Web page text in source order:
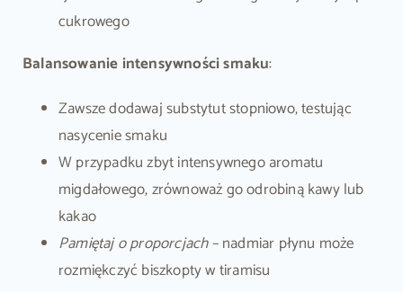
cukrowego
Balansowanie intensywności smaku:
Zawsze dodawaj substytut stopniowo, testując
nasycenie smaku
W przypadku zbyt intensywnego aromatu
migdałowego, zrównoważ go odrobiną kawy lub
kakao
Pamiętaj o proporcjach– nadmiar płynu może
rozmiękczyć biszkopty w tiramisu